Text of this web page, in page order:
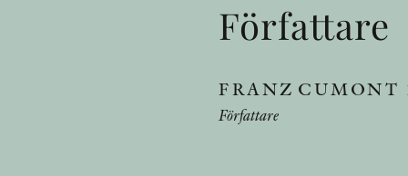
Författare
FRANZ CUMONT
Författare